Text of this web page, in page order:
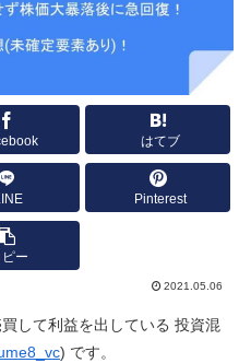
はてブ
Pinterest
ピー
2021.05.06
して利益を出している 投資混
) です。